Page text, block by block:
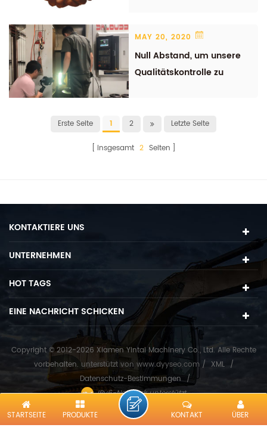
MAY 20, 2020
Null Abstand, um unsere
Qualitätskontrolle zu
Erste Seite 1 2 Letzte Seite
insgesamt 2 Seiten
KONTAKTIERE UNS
UNTERNEHMEN
HOT TAGS
EINE NACHRICHT SCHICKEN
Copyright © 2012-2026 Xiamen Yintai Machinery Co., Ltd. Alle Rechte
vorbehalten. unterstützt von www.dyyseo.com / XML /
Datenschutz-Bestimmungen /
IPv6-Netzwerk unterstützt
STARTSEITE
PRODUKTE ÜBER
KONTAKT